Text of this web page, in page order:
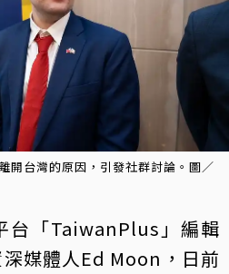
開台灣的原因，引發社群討論。圖／
台「TaiwanPlus」編輯
媒體人Ed Moon，日前